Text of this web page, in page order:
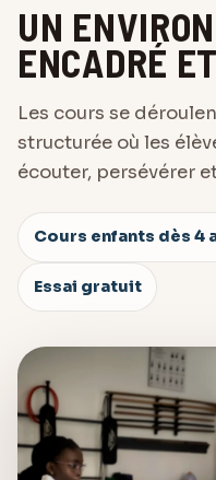
UN
ENCADRÉ
Les cours se
structurée où les
écouter, persévérer
Cours enfants dès 4
Essai gratuit